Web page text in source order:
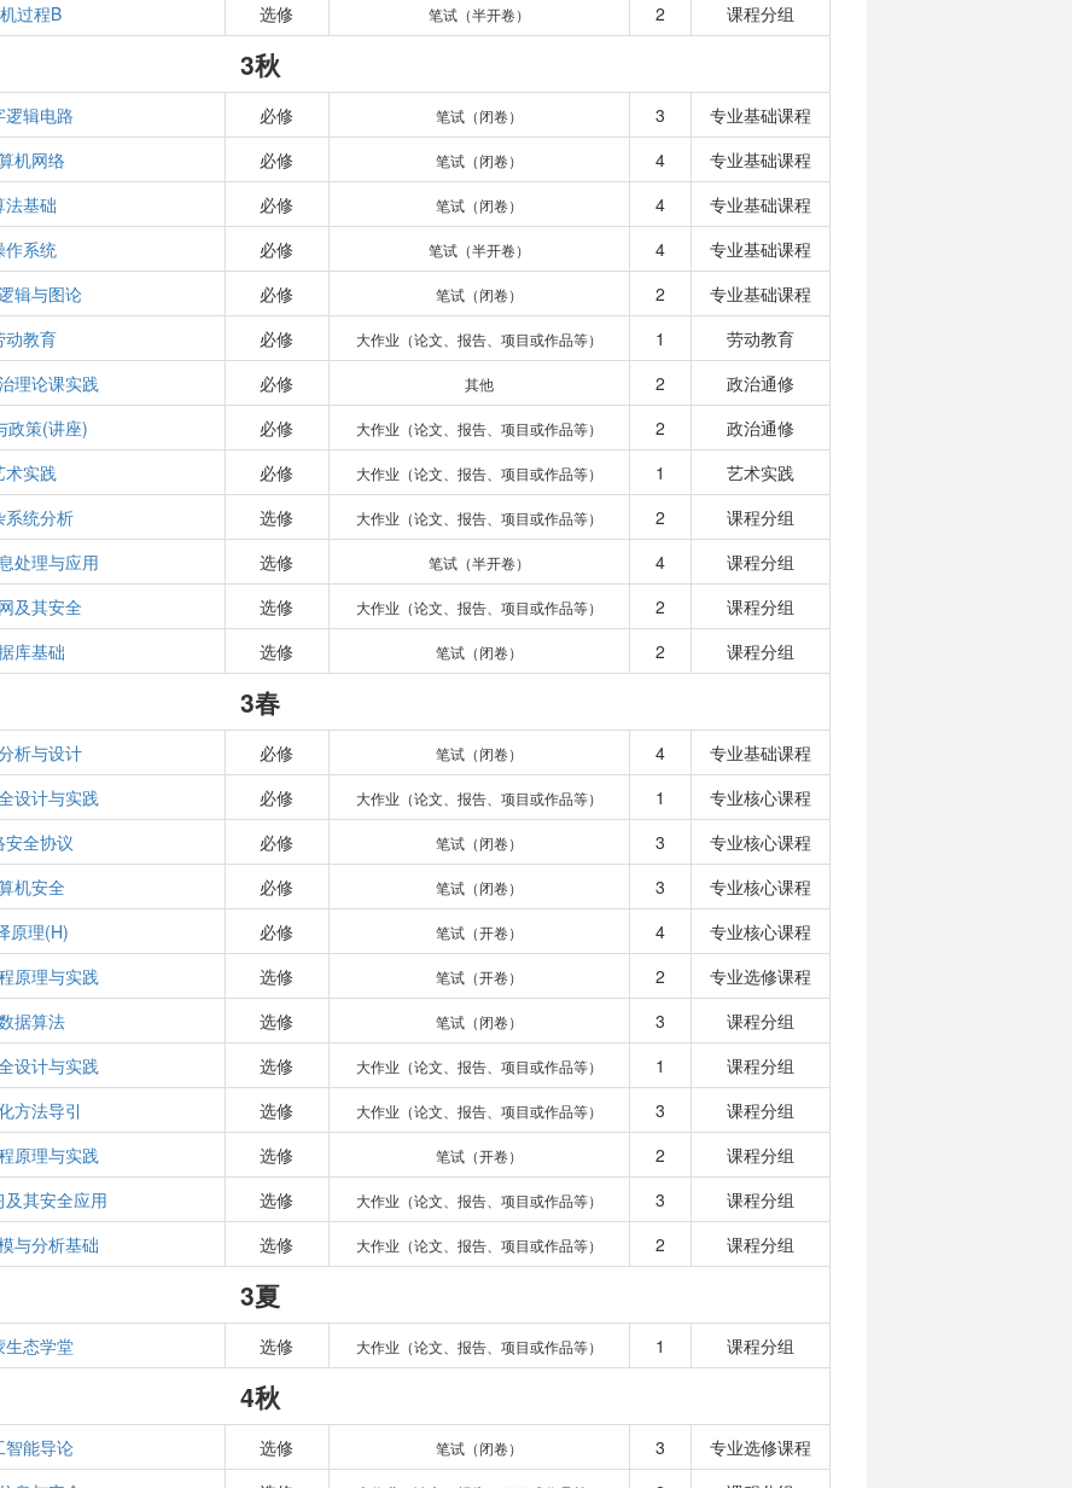
过程B 选修 笔试（半开卷） 2 课程分组
3秋
逻辑电路 必修 笔试（闭卷） 3
专业基础课程
机网络 必修 笔试（闭卷） 4
专业基础课程
法基础 必修 笔试（闭卷） 4
专业基础课程
作系统 必修 笔试（半开卷） 4
专业基础课程
辑与图论 必修 笔试（闭卷） 2
专业基础课程
动教育 必修 大作业（论文、报告、项目或作品等） 1
劳动教育
理论课实践 必修 其他 2
政治通修
政策(讲座) 必修 大作业（论文、报告、项目或作品等） 2
政治通修
术实践 必修 大作业（论文、报告、项目或作品等） 1
艺术实践
系统分析 选修 大作业（论文、报告、项目或作品等） 2
课程分组
处理与应用 选修 笔试（半开卷） 4
课程分组
及其安全 选修 大作业（论文、报告、项目或作品等） 2
课程分组
库基础 选修 笔试（闭卷） 2 课程分组
3春
析与设计 必修 笔试（闭卷） 4
专业基础课程
设计与实践 必修 大作业（论文、报告、项目或作品等） 1
专业核心课程
安全协议 必修 笔试（闭卷） 3
专业核心课程
机安全 必修 笔试（闭卷） 3
专业核心课程
原理(H) 必修 笔试（开卷） 4
专业核心课程
原理与实践 选修 笔试（开卷） 2
专业选修课程
据算法 选修 笔试（闭卷） 3
课程分组
设计与实践 选修 大作业（论文、报告、项目或作品等） 1
课程分组
方法导引 选修 大作业（论文、报告、项目或作品等） 3
课程分组
原理与实践 选修 笔试（开卷） 2
课程分组
及其安全应用 选修 大作业（论文、报告、项目或作品等） 3
课程分组
与分析基础 选修 大作业（论文、报告、项目或作品等） 2 课程分组
3夏
生态学堂 选修 大作业（论文、报告、项目或作品等） 1 课程分组
4秋
智能导论 选修 笔试（闭卷） 3
专业选修课程